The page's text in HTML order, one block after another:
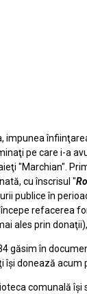
pe care i-a
"Marchian".
cu înscrisul "
publice în
refacerea
ales prin
găsim în
îşi donează acum
comunală